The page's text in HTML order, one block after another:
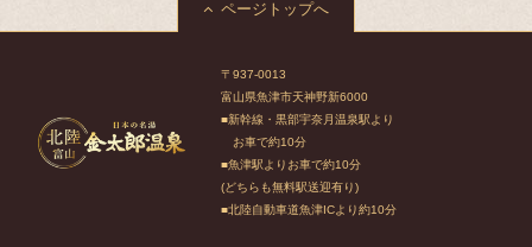
ページトップへ
〒937-0013
富山県魚津市天神野新6000
■新幹線・黒部宇奈月温泉駅より
お車で約10分
■魚津駅よりお車で約10分
(どちらも無料駅送迎有り)
■北陸自動車道魚津ICより約10分